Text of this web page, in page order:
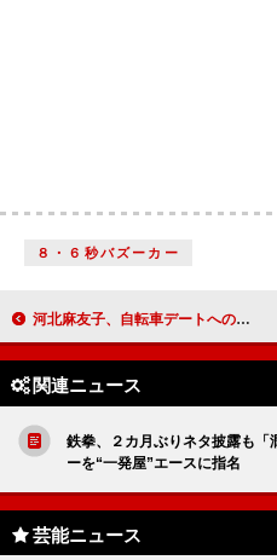
８・６秒バズーカー
河北麻友子、自転車デートへの憧れを語る 「恋愛は２５歳を過ぎてから」
関連ニュース
鉄拳、２カ月ぶりネタ披露も
ーを“一発屋”エースに指名
芸能ニュース